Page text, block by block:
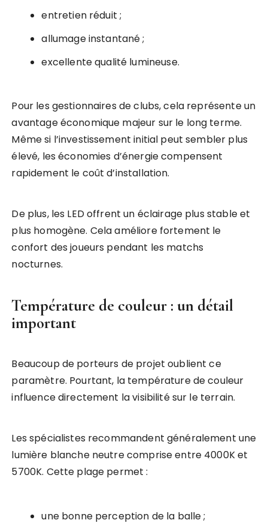
entretien réduit ;
allumage instantané ;
excellente qualité lumineuse.
Pour les gestionnaires de clubs, cela représente un
avantage économique majeur sur le long terme.
Même si l’investissement initial peut sembler plus
élevé, les économies d’énergie compensent
rapidement le coût d’installation.
De plus, les LED offrent un éclairage plus stable et
plus homogène. Cela améliore fortement le
confort des joueurs pendant les matchs
nocturnes.
Température de couleur : un détail
important
Beaucoup de porteurs de projet oublient ce
paramètre. Pourtant, la température de couleur
influence directement la visibilité sur le terrain.
Les spécialistes recommandent généralement une
lumière blanche neutre comprise entre 4000K et
5700K. Cette plage permet :
une bonne perception de la balle ;